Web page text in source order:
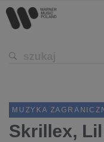
MUZYKA
Skrillex,